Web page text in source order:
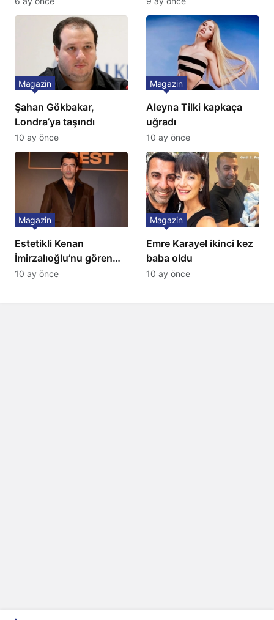
Çağla Şikel’den Şok
Gözünü 2 ilçeye dikti!
Şahan Gökbakar,
Londra’ya taşındı
Magazin
10 ay önce
Aleyna Tilki kapkaça
uğradı
Magazin
10 ay önce
Estetikli Kenan
İmirzalıoğlu’nu gören
tanıyamıyor: Son hali
Magazin
10 ay önce
Emre Karayel ikinci kez
baba oldu
Magazin
10 ay önce